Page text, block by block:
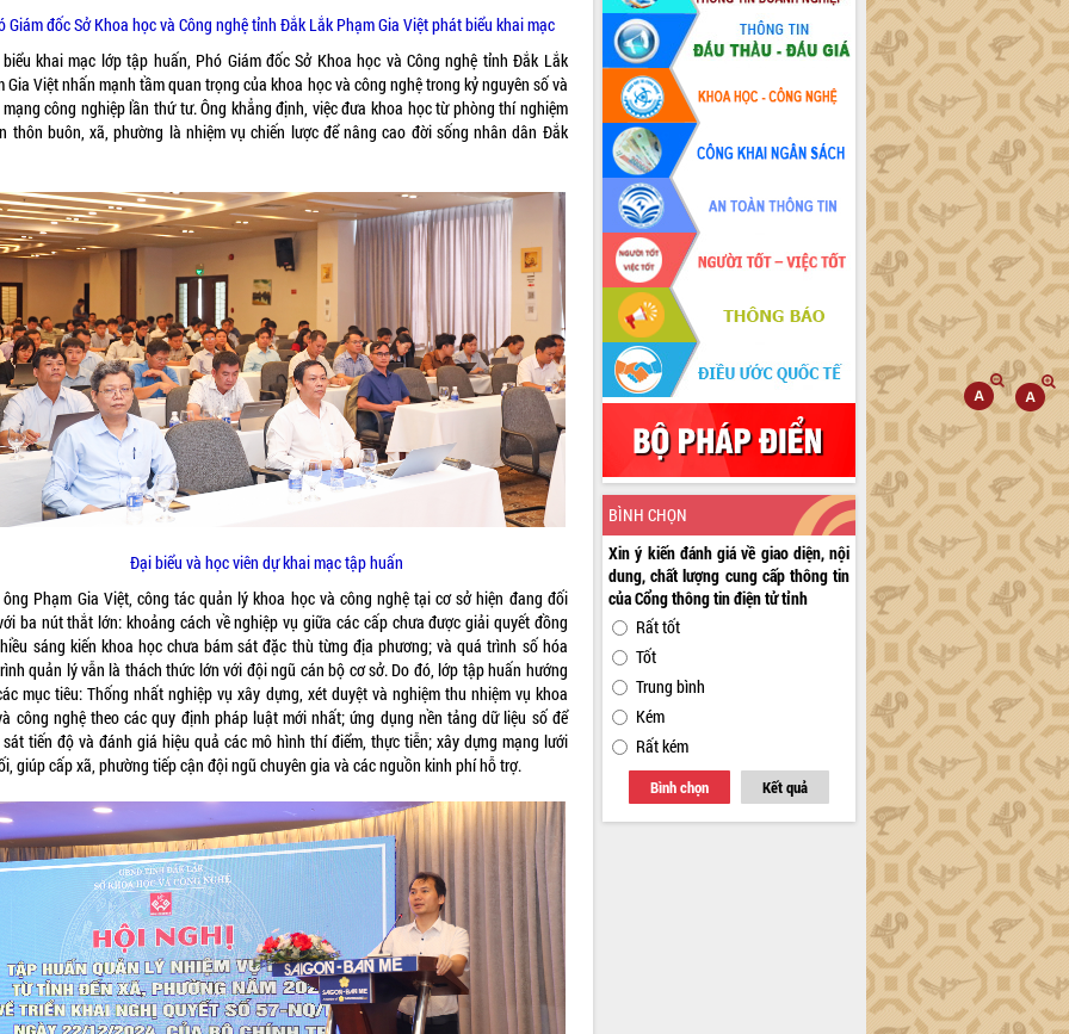
Giám đốc Sở Khoa học và Công nghệ tỉnh Đắk Lắk Phạm Gia Việt phát biểu khai mạc
khai mạc lớp tập huấn, Phó Giám đốc Sở Khoa học và Công nghệ tỉnh Đắk Lắk
Gia Việt nhấn mạnh tầm quan trọng của khoa học và công nghệ trong kỷ nguyên số và
mạng công nghiệp lần thứ tư. Ông khẳng định, việc đưa khoa học từ phòng thí nghiệm
thôn buôn, xã, phường là nhiệm vụ chiến lược để nâng cao đời sống nhân dân Đắk
Đại biểu và học viên dự khai mạc tập huấn
ông Phạm Gia Việt, công tác quản lý khoa học và công nghệ tại cơ sở hiện đang đối
ba nút thắt lớn: khoảng cách về nghiệp vụ giữa các cấp chưa được giải quyết đồng
sáng kiến khoa học chưa bám sát đặc thù từng địa phương; và quá trình số hóa
quản lý vẫn là thách thức lớn với đội ngũ cán bộ cơ sở. Do đó, lớp tập huấn hướng
mục tiêu: Thống nhất nghiệp vụ xây dựng, xét duyệt và nghiệm thu nhiệm vụ khoa
công nghệ theo các quy định pháp luật mới nhất; ứng dụng nền tảng dữ liệu số để
tiến độ và đánh giá hiệu quả các mô hình thí điểm, thực tiễn; xây dựng mạng lưới
giúp cấp xã, phường tiếp cận đội ngũ chuyên gia và các nguồn kinh phí hỗ trợ.
BÌNH CHỌN
Xin ý kiến đánh giá về giao diện, nội
dung, chất lượng cung cấp thông tin
của Cổng thông tin điện tử tỉnh
Rất tốt
Tốt
Trung bình
Kém
Rất kém
Bình chọn Kết quả